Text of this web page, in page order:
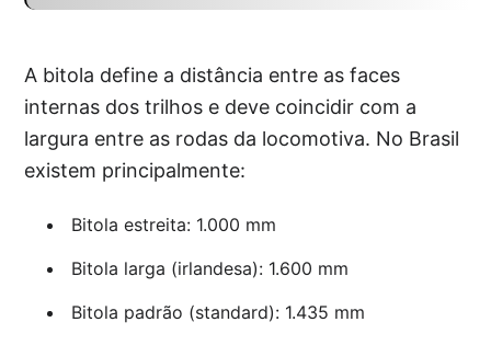
A bitola define a distância entre as faces
internas dos trilhos e deve coincidir com a
largura entre as rodas da locomotiva. No Brasil
existem principalmente:
Bitola estreita: 1.000 mm
Bitola larga (irlandesa): 1.600 mm
Bitola padrão (standard): 1.435 mm